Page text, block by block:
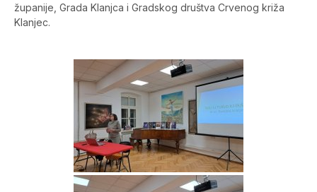
županije, Grada Klanjca i Gradskog društva Crvenog križa
Klanjec.